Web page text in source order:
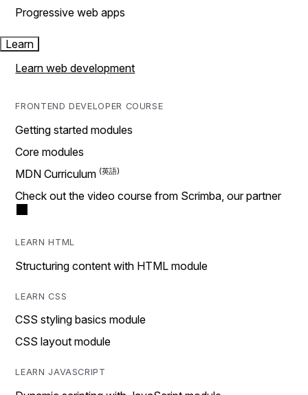
Progressive web apps
Learn
Learn web development
FRONTEND DEVELOPER COURSE
Getting started modules
Core modules
MDN Curriculum
Check out the video course from Scrimba, our partner
LEARN HTML
Structuring content with HTML module
LEARN CSS
CSS styling basics module
CSS layout module
LEARN JAVASCRIPT